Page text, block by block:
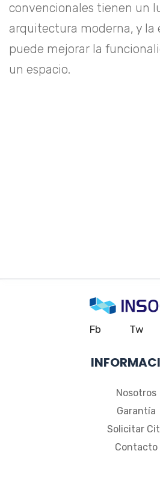
convencionales tienen un
arquitectura moderna, y la
puede mejorar la
un espacio.
Fb Tw
Nosotros
Garantía
Solicitar
Contacto